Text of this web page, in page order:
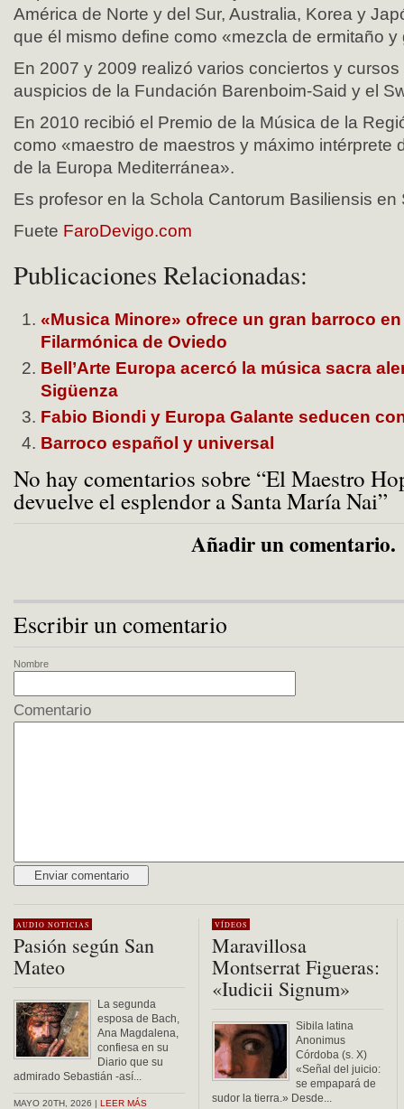
América de Norte y del Sur, Australia, Korea y
que él mismo define como «mezcla de ermitaño y
En 2007 y 2009 realizó varios conciertos y
auspicios de la Fundación Barenboim-Said y el
En 2010 recibió el Premio de la Música de la
como «maestro de maestros y máximo intérprete
de la Europa Mediterránea».
Es profesor en la Schola Cantorum Basiliensis en
Fuete FaroDevigo.com
Publicaciones Relacionadas:
«Musica Minore» ofrece un gran barroco
Filarmónica de Oviedo
Bell’Arte Europa acercó la música sacra
Sigüenza
Fabio Biondi y Europa Galante seducen
Barroco español y universal
No hay comentarios sobre “El Maestro
devuelve el esplendor a Santa María Nai”
Añadir un comentario.
Escribir un comentario
Nombre
Comentario
AUDIO NOTICIAS
Pasión según San
Mateo
La segunda
esposa de Bach,
Ana Magdalena,
confiesa en su
Diario que su
admirado Sebastián -así...
MAYO 20TH, 2026 | LEER MÁS
VÍDEOS
Maravillosa
Montserrat Figueras:
«Iudicii Signum»
Sibila latina
Anonimus
Córdoba (s. X)
«Señal del juicio:
se empapará de
sudor la tierra.» Desde...